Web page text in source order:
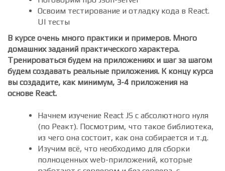
Освоим применение React + Redux на реальных
приложениях
Поговорим про Json-server
Освоим тестирование и отладку кода в React.
UI тесты
В курсе очень много практики и примеров. Много
домашних заданий практического характера.
Тренироваться будем на приложениях и шаг за шагом
будем создавать реальные приложения. К концу курса
основе React.
Начнем изучение React JS с абсолютного нуля
(по Реакт). Посмотрим, что такое библиотека,
из чего она состоит, как она собирается и т.д.